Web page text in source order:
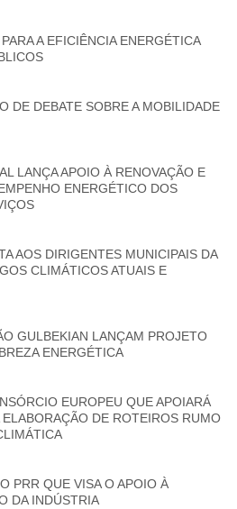
A EFICIÊNCIA ENERGÉTICA
DE DEBATE SOBRE A MOBILIDADE
LANÇA APOIO À RENOVAÇÃO E
ENERGÉTICO DOS
AOS DIRIGENTES MUNICIPAIS DA
CLIMÁTICOS ATUAIS E
GULBEKIAN LANÇAM PROJETO
ENERGÉTICA
EUROPEU QUE APOIARÁ
DE ROTEIROS RUMO
PRR QUE VISA O APOIO À
DA INDÚSTRIA